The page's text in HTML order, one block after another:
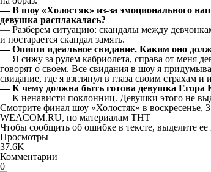
— В шоу «Холостяк» из-за эмоционального
девушка расплакалась?
— Разберем ситуацию: скандалы между
и постарается скандал замять.
— Опиши идеальное свидание. Каким оно
— Я сижу за рулем кабриолета, справа от меня
говорят о своем. Все свидания в шоу я
свидание, где я взглянул в глаза своим страхам
— К чему должна быть готова девушка Егора
— К ненависти поклонниц. Девушки этого не
Смотрите финал шоу «Холостяк» в воскресенье,
WEACOM.RU, по материалам ТНТ
Чтобы сообщить об ошибке в тексте, выделите
Просмотры
37.6K
Комментарии
0